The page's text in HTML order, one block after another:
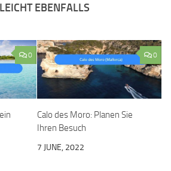
EBENFALLS
0 0
Calo des Moro: Planen Sie
Ihren Besuch
7 JUNE, 2022